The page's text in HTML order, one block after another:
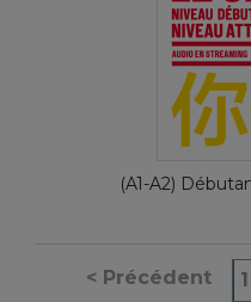
(A1-A2)
< Précédent 1